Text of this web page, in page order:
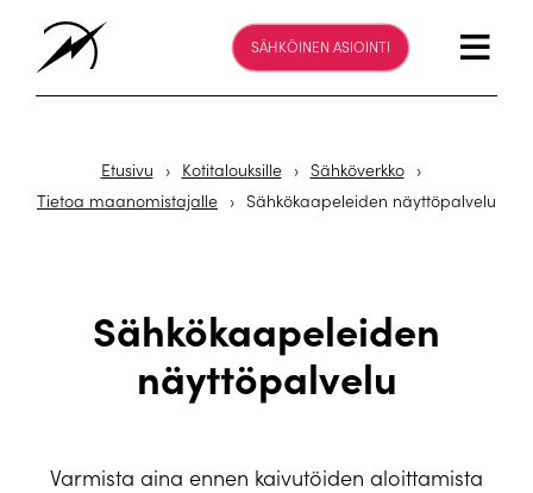
SÄHKÖINEN ASIOINTI
Etusivu › Kotitalouksille › Sähköverkko
›
Tietoa maanomistajalle › Sähkökaapeleiden näyttöpalvelu
Sähkökaapeleiden
näyttöpalvelu
Varmista aina ennen kaivutöiden aloittamista